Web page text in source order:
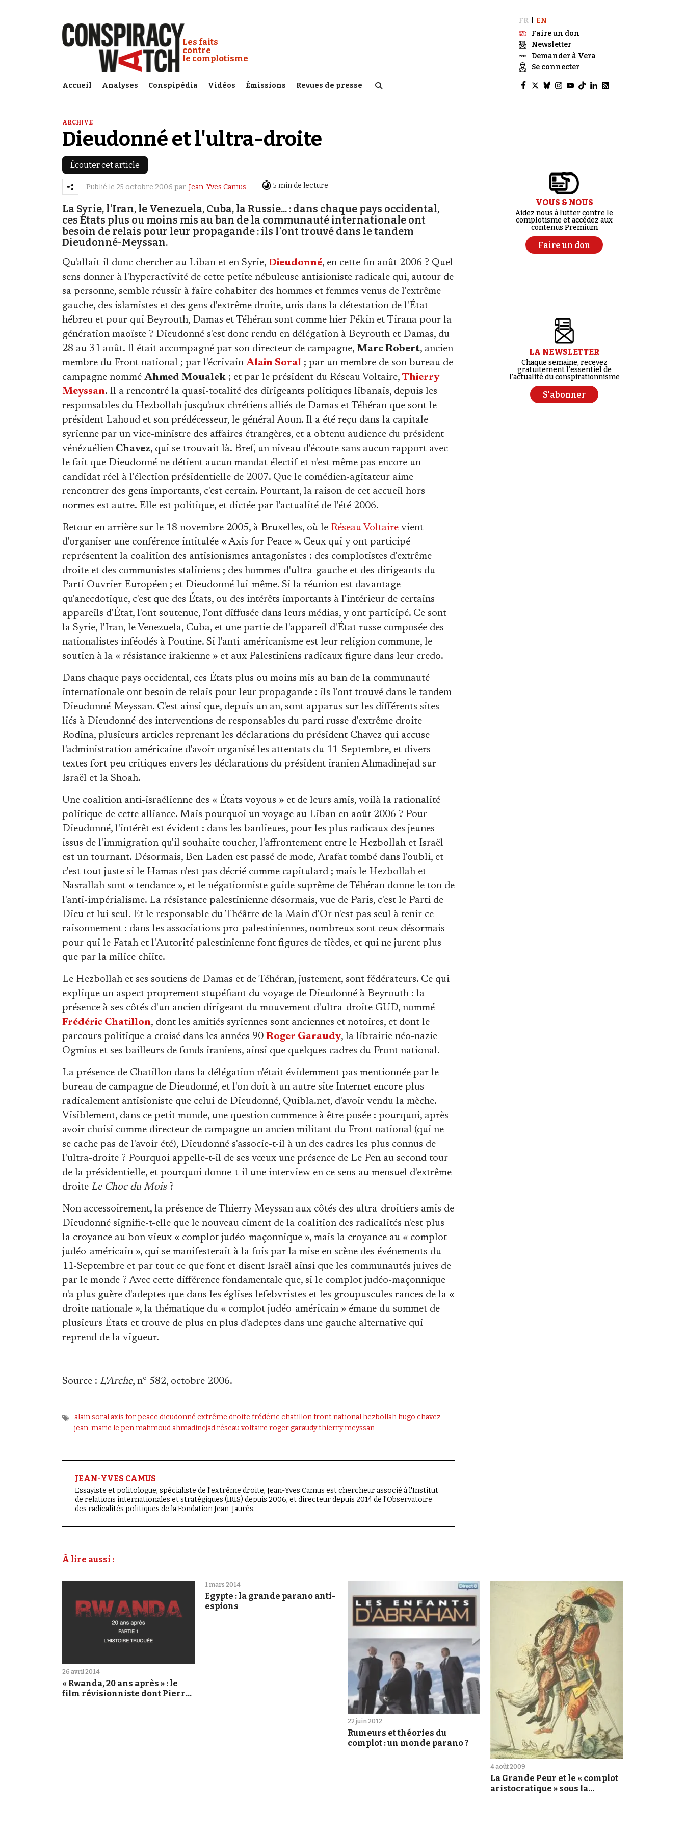
Conspiracy Watch :
Les faits
contre
le complotisme
Accueil Analyses Conspipédia Vidéos Émissions Revues de presse
FR
EN
Faire un don
Newsletter
Demander à Vera
Se connecter
ARCHIVE
Dieudonné et l'ultra-droite
Écouter cet article
Publié le 25 octobre 2006 par Jean-Yves Camus 5 min de lecture
La Syrie, l'Iran, le Venezuela, Cuba, la Russie... : dans chaque pays occidental,
ces États plus ou moins mis au ban de la communauté internationale ont
besoin de relais pour leur propagande : ils l'ont trouvé dans le tandem
Dieudonné-Meyssan.
Qu'allait-il donc chercher au Liban et en Syrie, Dieudonné, en cette fin août 2006 ? Quel
sens donner à l'hyperactivité de cette petite nébuleuse antisioniste radicale qui, autour de
sa personne, semble réussir à faire cohabiter des hommes et femmes venus de l'extrême
gauche, des islamistes et des gens d'extrême droite, unis dans la détestation de l'État
hébreu et pour qui Beyrouth, Damas et Téhéran sont comme hier Pékin et Tirana pour la
génération maoïste ? Dieudonné s'est donc rendu en délégation à Beyrouth et Damas, du
28 au 31 août. Il était accompagné par son directeur de campagne, Marc Robert, ancien
membre du Front national ; par l'écrivain Alain Soral ; par un membre de son bureau de
campagne nommé Ahmed Moualek ; et par le président du Réseau Voltaire, Thierry
Meyssan. Il a rencontré la quasi-totalité des dirigeants politiques libanais, depuis les
responsables du Hezbollah jusqu'aux chrétiens alliés de Damas et Téhéran que sont le
président Lahoud et son prédécesseur, le général Aoun. Il a été reçu dans la capitale
syrienne par un vice-ministre des affaires étrangères, et a obtenu audience du président
vénézuélien Chavez, qui se trouvait là. Bref, un niveau d'écoute sans aucun rapport avec
le fait que Dieudonné ne détient aucun mandat électif et n'est même pas encore un
candidat réel à l'élection présidentielle de 2007. Que le comédien-agitateur aime
rencontrer des gens importants, c'est certain. Pourtant, la raison de cet accueil hors
normes est autre. Elle est politique, et dictée par l'actualité de l'été 2006.
Retour en arrière sur le 18 novembre 2005, à Bruxelles, où le Réseau Voltaire vient
d'organiser une conférence intitulée « Axis for Peace ». Ceux qui y ont participé
représentent la coalition des antisionismes antagonistes : des complotistes d'extrême
droite et des communistes staliniens ; des hommes d'ultra-gauche et des dirigeants du
Parti Ouvrier Européen ; et Dieudonné lui-même. Si la réunion est davantage
qu'anecdotique, c'est que des États, ou des intérêts importants à l'intérieur de certains
appareils d'État, l'ont soutenue, l'ont diffusée dans leurs médias, y ont participé. Ce sont
la Syrie, l'Iran, le Venezuela, Cuba, et une partie de l'appareil d'État russe composée des
nationalistes inféodés à Poutine. Si l'anti-américanisme est leur religion commune, le
soutien à la « résistance irakienne » et aux Palestiniens radicaux figure dans leur credo.
Dans chaque pays occidental, ces États plus ou moins mis au ban de la communauté
internationale ont besoin de relais pour leur propagande : ils l'ont trouvé dans le tandem
Dieudonné-Meyssan. C'est ainsi que, depuis un an, sont apparus sur les différents sites
liés à Dieudonné des interventions de responsables du parti russe d'extrême droite
Rodina, plusieurs articles reprenant les déclarations du président Chavez qui accuse
l'administration américaine d'avoir organisé les attentats du 11-Septembre, et divers
textes fort peu critiques envers les déclarations du président iranien Ahmadinejad sur
Israël et la Shoah.
Une coalition anti-israélienne des « États voyous » et de leurs amis, voilà la rationalité
politique de cette alliance. Mais pourquoi un voyage au Liban en août 2006 ? Pour
Dieudonné, l'intérêt est évident : dans les banlieues, pour les plus radicaux des jeunes
issus de l'immigration qu'il souhaite toucher, l'affrontement entre le Hezbollah et Israël
est un tournant. Désormais, Ben Laden est passé de mode, Arafat tombé dans l'oubli, et
c'est tout juste si le Hamas n'est pas décrié comme capitulard ; mais le Hezbollah et
Nasrallah sont « tendance », et le négationniste guide suprême de Téhéran donne le ton de
l'anti-impérialisme. La résistance palestinienne désormais, vue de Paris, c'est le Parti de
Dieu et lui seul. Et le responsable du Théâtre de la Main d'Or n'est pas seul à tenir ce
raisonnement : dans les associations pro-palestiniennes, nombreux sont ceux désormais
pour qui le Fatah et l'Autorité palestinienne font figures de tièdes, et qui ne jurent plus
que par la milice chiite.
Le Hezbollah et ses soutiens de Damas et de Téhéran, justement, sont fédérateurs. Ce qui
explique un aspect proprement stupéfiant du voyage de Dieudonné à Beyrouth : la
présence à ses côtés d'un ancien dirigeant du mouvement d'ultra-droite GUD, nommé
Frédéric Chatillon, dont les amitiés syriennes sont anciennes et notoires, et dont le
parcours politique a croisé dans les années 90 Roger Garaudy, la librairie néo-nazie
Ogmios et ses bailleurs de fonds iraniens, ainsi que quelques cadres du Front national.
La présence de Chatillon dans la délégation n'était évidemment pas mentionnée par le
bureau de campagne de Dieudonné, et l'on doit à un autre site Internet encore plus
radicalement antisioniste que celui de Dieudonné, Quibla.net, d'avoir vendu la mèche.
Visiblement, dans ce petit monde, une question commence à être posée : pourquoi, après
avoir choisi comme directeur de campagne un ancien militant du Front national (qui ne
se cache pas de l'avoir été), Dieudonné s'associe-t-il à un des cadres les plus connus de
l'ultra-droite ? Pourquoi appelle-t-il de ses vœux une présence de Le Pen au second tour
de la présidentielle, et pourquoi donne-t-il une interview en ce sens au mensuel d'extrême
droite Le Choc du Mois?
Non accessoirement, la présence de Thierry Meyssan aux côtés des ultra-droitiers amis de
Dieudonné signifie-t-elle que le nouveau ciment de la coalition des radicalités n'est plus
la croyance au bon vieux « complot judéo-maçonnique », mais la croyance au « complot
judéo-américain », qui se manifesterait à la fois par la mise en scène des événements du
11-Septembre et par tout ce que font et disent Israël ainsi que les communautés juives de
par le monde ? Avec cette différence fondamentale que, si le complot judéo-maçonnique
n'a plus guère d'adeptes que dans les églises lefebvristes et les groupuscules rances de la «
droite nationale », la thématique du « complot judéo-américain » émane du sommet de
plusieurs États et trouve de plus en plus d'adeptes dans une gauche alternative qui
reprend de la vigueur.
Source : L'Arche, n° 582, octobre 2006.
alain soral axis for peace dieudonné extrême droite frédéric chatillonfront nationalhezbollahhugo chavez
jean-marie le penmahmoud ahmadinejadréseau voltaire roger garaudythierry meyssan
JEAN-YVES CAMUS
Essayiste et politologue, spécialiste de l'extrême droite, Jean-Yves Camus est chercheur associé à l'Institut
de relations internationales et stratégiques (IRIS) depuis 2006, et directeur depuis 2014 de l'Observatoire
des radicalités politiques de la Fondation Jean-Jaurès.
VOUS & NOUS
Aidez nous à lutter contre le
complotisme et accédez aux
contenus Premium
Faire un don
LA NEWSLETTER
Chaque semaine, recevez
gratuitement l’essentiel de
l’actualité du conspirationnisme
S'abonner
À lire aussi :
26 avril 2014
« Rwanda, 20 ans après » : le
film révisionniste dont Pierre
1 mars 2014
Egypte : la grande parano anti-
espions
22 juin 2012
Rumeurs et théories du
complot : un monde parano ?
4 août 2009
La Grande Peur et le « complot
aristocratique » sous la